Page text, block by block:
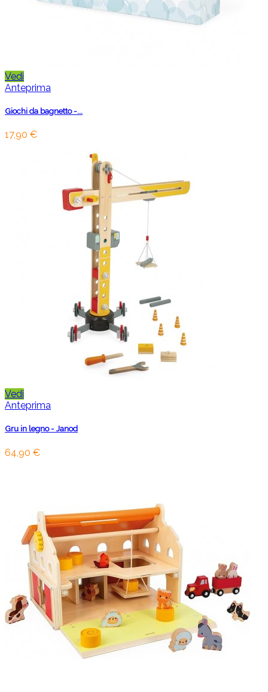
Vedi
Anteprima
Giochi da bagnetto -...
17,90 €
Vedi
Anteprima
Gru in legno - Janod
64,90 €